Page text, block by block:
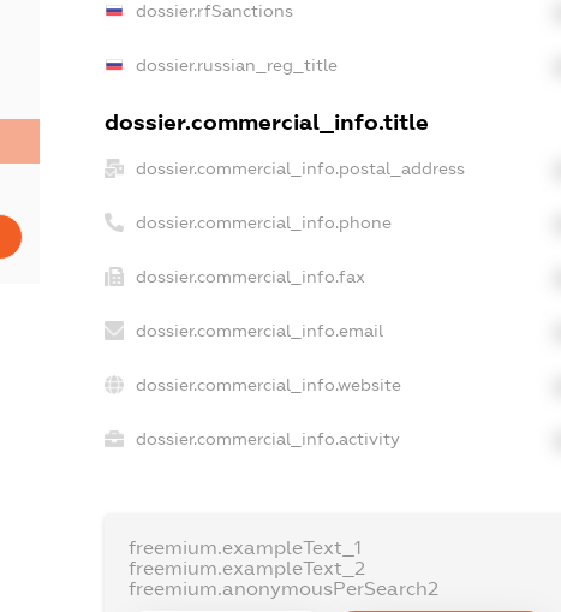
dossier.rfSanctions
dossier.russian_reg_title
dossier.commercial_info.title
dossier.commercial_info.postal_address
dossier.commercial_info.phone
dossier.commercial_info.fax
dossier.commercial_info.email
dossier.commercial_info.website
dossier.commercial_info.activity
freemium.exampleText_1
freemium.exampleText_2
freemium.anonymousPerSearch2